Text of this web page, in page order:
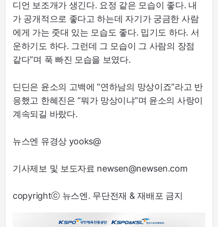
디언 보조개가 생긴다. 요정 같은 모습이 좋다. 내
가 공개적으로 좋다고 하는데 자기가 궁금한 사람
에게 가는 줏대 있는 모습도 좋다. 밉기도 하다. 서
운하기도 하다. 그런데 그 모습이 그 사람의 장점
같다”며 푹 빠진 모습을 보였다.
딘딘은 윤소의 고백에 “연하남의 망상이죠”라고 반
응했고 한혜진은 “뭐가 망상이냐”며 윤소의 사랑이
계속되길 바랐다.
뉴스엔 유경상 yooks@
기사제보 및 보도자료 newsen@newsen.com
copyrightⓒ 뉴스엔. 무단전재 & 재배포 금지